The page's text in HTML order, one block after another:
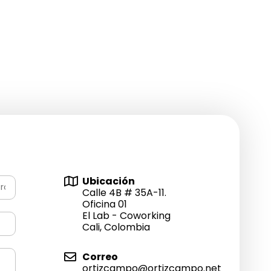
Ubicación
Calle 4B # 35A-11.
Oficina 01
El Lab - Coworking
Cali, Colombia
Correo
ortizcampo@ortizcampo.net